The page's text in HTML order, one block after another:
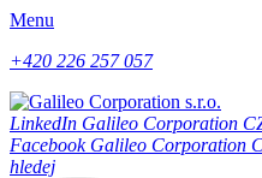
Menu
+420 226 257 057
LinkedIn Galileo Corporation
Facebook Galileo Corporation
hledej